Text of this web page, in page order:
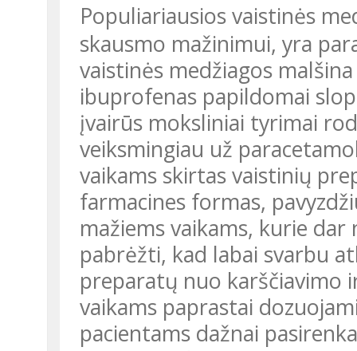
Populiariausios vaistinės
skausmo mažinimui, yra
vaistinės medžiagos
ibuprofenas papildomai
įvairūs moksliniai tyrimai
veiksmingiau už
vaikams skirtas vaistinių
farmacines formas,
mažiems vaikams, kurie
pabrėžti, kad labai svarbu
preparatų nuo karščiavimo
vaikams paprastai
pacientams dažnai